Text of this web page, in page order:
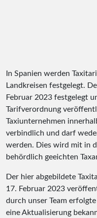
In Spanien werden
Landkreisen festgelegt.
Februar 2023 festgelegt
Tarifverordnung
Taxiunternehmen
verbindlich und darf
werden. Dies wird mit in
behördlich geeichten
Der hier abgebildete
17. Februar 2023
durch unser Team erfolgte
eine Aktualisierung